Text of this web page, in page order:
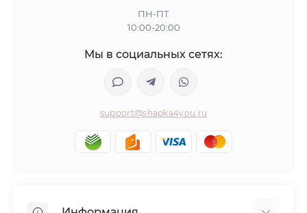
ПН-ПТ
10:00-20:00
Мы в социальных сетях:
support@shapka4you.ru